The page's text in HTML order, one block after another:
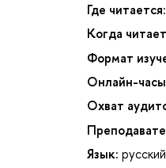
Где читается:
Когда
Формат
Онлайн-
Охват
Язык: русский